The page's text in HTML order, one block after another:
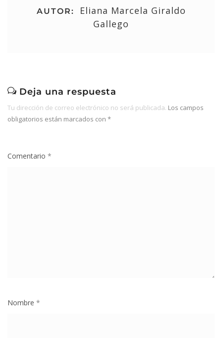
AUTOR:
Eliana Marcela Giraldo
Gallego
Deja una respuesta
Tu dirección de correo electrónico no será publicada. Los campos
obligatorios están marcados con *
Comentario *
Nombre *